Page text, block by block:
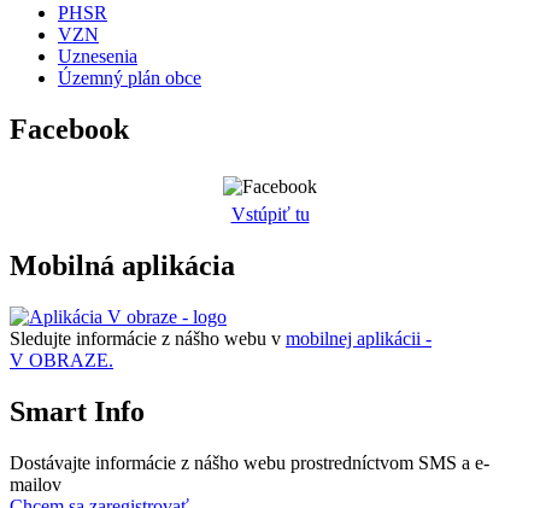
PHSR
VZN
Uznesenia
Územný plán obce
Facebook
Vstúpiť tu
Mobilná aplikácia
Sledujte informácie z nášho webu v mobilnej aplikácii -
V OBRAZE.
Smart Info
Dostávajte informácie z nášho webu prostredníctvom SMS a e-
mailov